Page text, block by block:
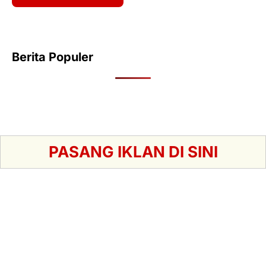
Berita Populer
PASANG IKLAN DI SINI